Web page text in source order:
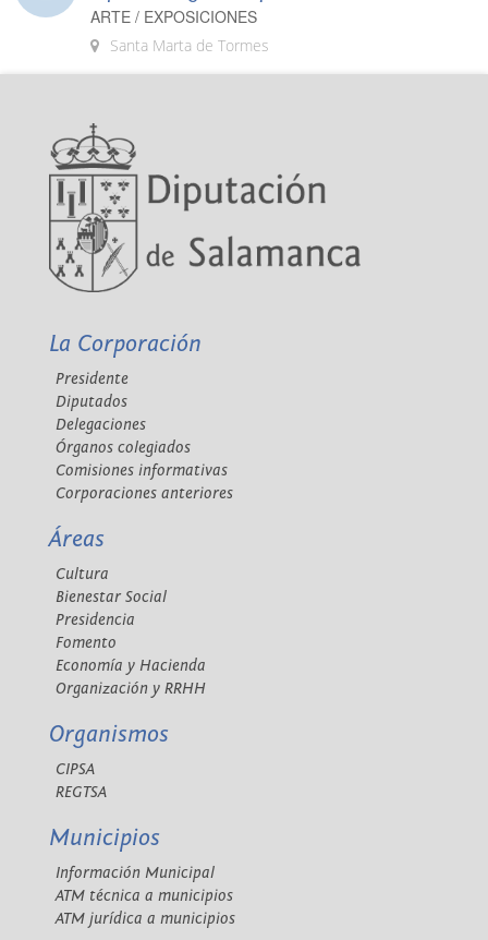
ARTE / EXPOSICIONES
Santa Marta de Tormes
La Corporación
Presidente
Diputados
Delegaciones
Órganos colegiados
Comisiones informativas
Corporaciones anteriores
Áreas
Cultura
Bienestar Social
Presidencia
Fomento
Economía y Hacienda
Organización y RRHH
Organismos
CIPSA
REGTSA
Municipios
Información Municipal
ATM técnica a municipios
ATM jurídica a municipios